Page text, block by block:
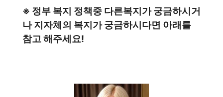
※ 정부 복지 정책중 다른복지가 궁금하시거
나 지자체의 복지가 궁금하시다면 아래를
참고 해주세요!